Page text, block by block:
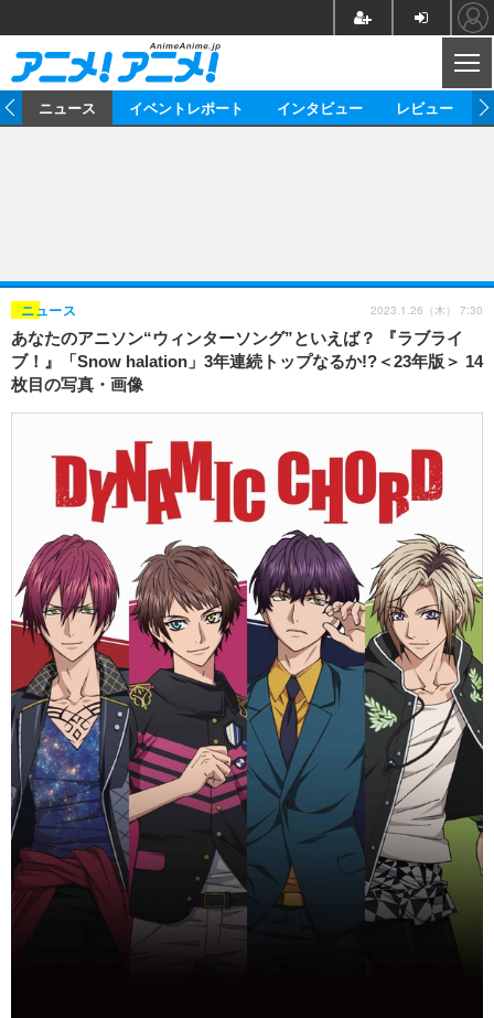
ゲーム グッズ
イベント
海外イベント ビジネス
俳優・タレント アーティスト
ビジネス
アニメ 実写
書評
動画
アニメ
連載・コラム
ニュース イベントレポート インタビュー レビュー
あなたのアニソン“ウィンターソング”といえば？ 『ラブライ
ブ！』「Snow halation」3年連続トップなるか!?＜23年版＞ 14
枚目の写真・画像
ニュース 2023.1.26（木） 7:30